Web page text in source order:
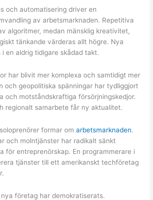
och automatisering driver en
av arbetsmarknaden. Repetitiva
algoritmer, medan mänsklig kreativitet,
tänkande värderas allt högre. Nya
i en aldrig tidigare skådad takt.
har blivit mer komplexa och samtidigt mer
och geopolitiska spänningar har tydliggjort
och motståndskraftiga försörjningskedjor.
regionalt samarbete får ny aktualitet.
formar omarbetsmarknaden.
och molntjänster har radikalt sänkt
för entreprenörskap. En programmerare i
tjänster till ett amerikanskt techföretag
företag har demokratiserats.